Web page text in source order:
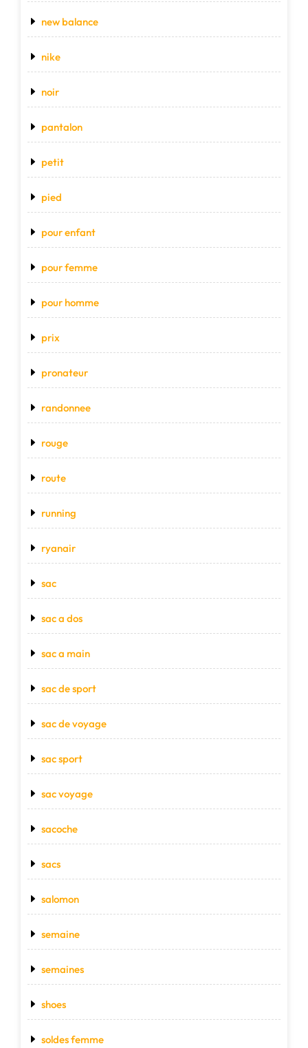
new balance
nike
noir
pantalon
petit
pied
pour enfant
pour femme
pour homme
prix
pronateur
randonnee
rouge
route
running
ryanair
sac
sac a dos
sac a main
sac de sport
sac de voyage
sac sport
sac voyage
sacoche
sacs
salomon
semaine
semaines
shoes
soldes femme